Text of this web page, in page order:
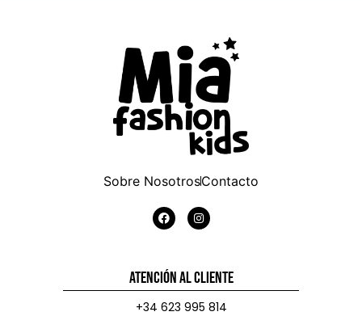
Sobre NosotrosContacto
Atención al Cliente
+34 623 995 814